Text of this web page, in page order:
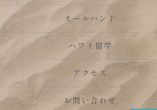
オールハンド
ハワイ留学
アクセス
お問い合わせ